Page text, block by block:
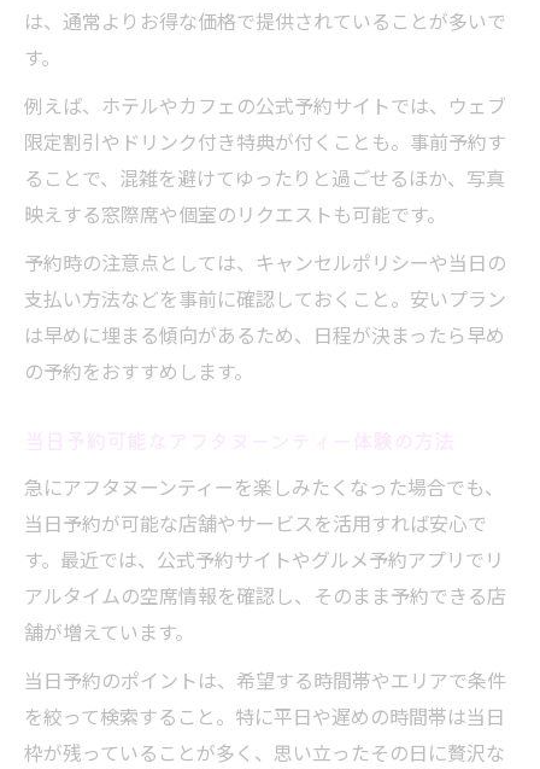
は、通常よりお得な価格で提供されていることが多いで
す。
例えば、ホテルやカフェの公式予約サイトでは、ウェブ
限定割引やドリンク付き特典が付くことも。事前予約す
ることで、混雑を避けてゆったりと過ごせるほか、写真
映えする窓際席や個室のリクエストも可能です。
予約時の注意点としては、キャンセルポリシーや当日の
支払い方法などを事前に確認しておくこと。安いプラン
は早めに埋まる傾向があるため、日程が決まったら早め
の予約をおすすめします。
急にアフタヌーンティーを楽しみたくなった場合でも、
当日予約が可能な店舗やサービスを活用すれば安心で
す。最近では、公式予約サイトやグルメ予約アプリでリ
アルタイムの空席情報を確認し、そのまま予約できる店
舗が増えています。
当日予約のポイントは、希望する時間帯やエリアで条件
を絞って検索すること。特に平日や遅めの時間帯は当日
枠が残っていることが多く、思い立ったその日に贅沢な